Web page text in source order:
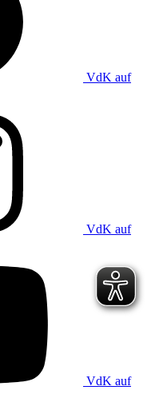
VdK auf
VdK auf
VdK auf